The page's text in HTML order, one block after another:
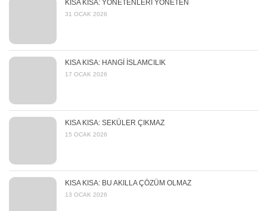
KISA KISA: YÖNETENLERİ YÖNETEN
31 OCAK 2026
KISA KISA: HANGİ İSLAMCILIK
17 OCAK 2026
KISA KISA: SEKÜLER ÇIKMAZ
15 OCAK 2026
KISA KISA: BU AKILLA ÇÖZÜM OLMAZ
13 OCAK 2026